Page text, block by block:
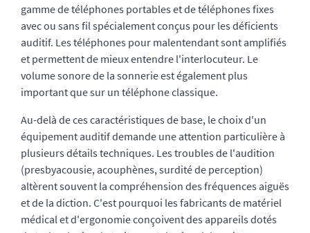
gamme de téléphones portables et de téléphones fixes
avec ou sans fil spécialement conçus pour les déficients
auditif. Les téléphones pour malentendant sont amplifiés
et permettent de mieux entendre l'interlocuteur. Le
volume sonore de la sonnerie est également plus
important que sur un téléphone classique.
Au-delà de ces caractéristiques de base, le choix d'un
équipement auditif demande une attention particulière à
plusieurs détails techniques. Les troubles de l'audition
(presbyacousie, acouphènes, surdité de perception)
altèrent souvent la compréhension des fréquences aiguës
et de la diction. C'est pourquoi les fabricants de matériel
médical et d'ergonomie conçoivent des appareils dotés